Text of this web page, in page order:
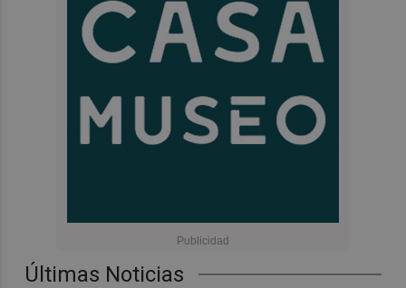
Últimas Noticias